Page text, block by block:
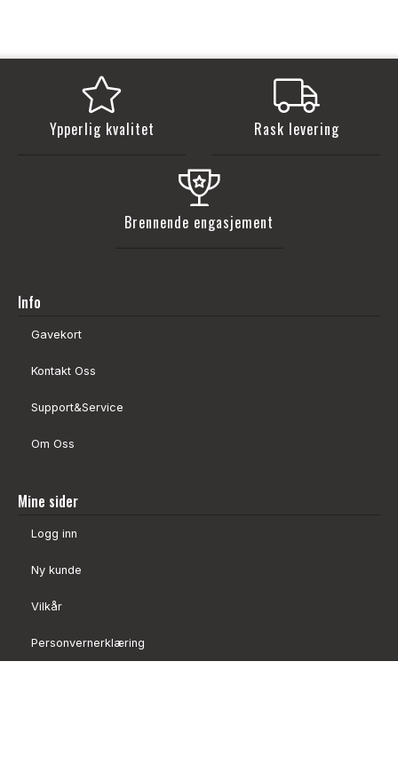
Ypperlig kvalitet Rask levering
Brennende engasjement
Info
Gavekort
Kontakt Oss
Support&Service
Om Oss
Mine sider
Logg inn
Ny kunde
Vilkår
Personvernerklæring